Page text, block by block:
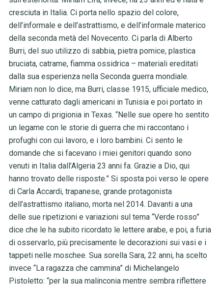
cresciuta in Italia. Ci porta nello spazio del colore,
dell’informale e dell’astrattismo, e dell’informale materico
della seconda metà del Novecento. Ci parla di Alberto
Burri, del suo utilizzo di sabbia, pietra pomice, plastica
bruciata, catrame, fiamma ossidrica – materiali ereditati
dalla sua esperienza nella Seconda guerra mondiale.
Miriam non lo dice, ma Burri, classe 1915, ufficiale medico,
venne catturato dagli americani in Tunisia e poi portato in
un campo di prigionia in Texas. “Nelle sue opere ho sentito
un legame con le storie di guerra che mi raccontano i
profughi con cui lavoro, e i loro bambini. Ci sento le
domande che si facevano i miei genitori quando sono
venuti in Italia dall’Algeria 23 anni fa. Grazie a Dio, qui
hanno trovato delle risposte.” Si sposta poi verso le opere
di Carla Accardi, trapanese, grande protagonista
dell’astrattismo italiano, morta nel 2014. Davanti a una
delle sue ripetizioni e variazioni sul tema “Verde rosso”
dice che le ha subito ricordato le lettere arabe, e poi, a furia
di osservarlo, più precisamente le decorazioni sui vasi e i
tappeti nelle moschee. Sua sorella Sara, 22 anni, ha scelto
invece “La ragazza che cammina” di Michelangelo
Pistoletto: “per la sua malinconia mentre sembra riflettere